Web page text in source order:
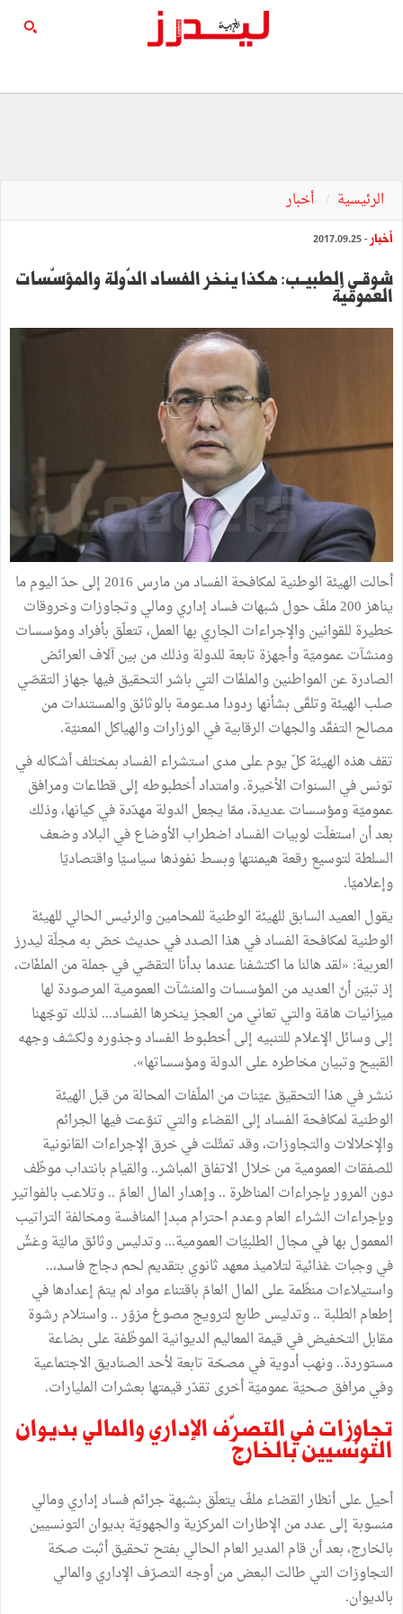
الرئيسية أخبار
أخبار - 2017.09.25
شوقـي الطبيــب: هكذا ينخر الفساد الدّولة والمؤسّسات
العموميّة
أحالت الهيئة الوطنية لمكافحة الفساد من مارس 2016 إلى حدّ اليوم ما
يناهز 200 ملفّ حول شبهات فساد إداري ومالي وتجاوزات وخروقات
خطيرة للقوانين والإجراءات الجاري بها العمل، تتعلّق بأفراد ومؤسسات
ومنشآت عموميّة وأجهزة تابعة للدولة وذلك من بين آلاف العرائض
الصادرة عن المواطنين والملفّات التي باشر التحقيق فيها جهاز التقصّي
صلب الهيئة وتلقّى بشأنها ردودا مدعومة بالوثائق والمستندات من
مصالح التفقّد والجهات الرقابية في الوزارات والهياكل المعنيّة.
تقف هذه الهيئة كلّ يوم على مدى استشراء الفساد بمختلف أشكاله في
تونس في السنوات الأخيرة. وامتداد أخطبوطه إلى قطاعات ومرافق
عموميّة ومؤسسات عديدة، ممّا يجعل الدولة مهدّدة في كيانها، وذلك
بعد أن استغلّت لوبيات الفساد اضطراب الأوضاع في البلاد وضعف
السلطة لتوسيع رقعة هيمنتها وبسط نفوذها سياسيّا واقتصاديّا
وإعلاميّا.
يقول العميد السابق للهيئة الوطنية للمحامين والرئيس الحالي للهيئة
الوطنية لمكافحة الفساد في هذا الصدد في حديث خصّ به مجلّة ليدرز
العربية: «لقد هالنا ما اكتشفنا عندما بدأنا التقصّي في جملة من الملفّات،
إذ تبيّن أنّ العديد من المؤسسات والمنشآت العمومية المرصودة لها
ميزانيات هامّة والتي تعاني من العجز ينخرها الفساد... لذلك توجّهنا
إلى وسائل الإعلام للتنبيه إلى أخطبوط الفساد وجذوره ولكشف وجهه
القبيح وتبيان مخاطره على الدولة ومؤسساتها».
ننشر في هذا التحقيق عيّنات من الملّفات المحالة من قبل الهيئة
الوطنية لمكافحة الفساد إلى القضاء والتي تنوّعت فيها الجرائم
والإخلالات والتجاوزات، وقد تمثّلت في خرق الإجراءات القانونية
للصفقات العمومية من خلال الاتفاق المباشر.. والقيام بانتداب موظّف
دون المرور بإجراءات المناظرة .. وإهدار المال العامّ .. وتلاعب بالفواتير
وبإجراءات الشراء العام وعدم احترام مبدإ المنافسة ومخالفة التراتيب
المعمول بها في مجال الطلبيّات العمومية... وتدليس وثائق ماليّة وغشّ
في وجبات غذائية لتلاميذ معهد ثانوي بتقديم لحم دجاج فاسد،..
واستيلاءات منظّمة على المال العامّ باقتناء مواد لم يتمّ إعدادها في
إطعام الطلبة .. وتدليس طابع لترويج مصوغ مزوّر .. واستلام رشوة
مقابل التخفيض في قيمة المعاليم الديوانية الموظّفة على بضاعة
مستوردة.. ونهب أدوية في مصحّة تابعة لأحد الصناديق الاجتماعية
وفي مرافق صحيّة عموميّة أخرى تقدّر قيمتها بعشرات المليارات.
تجاوزات في التصرّف الإداري والمالي بديوان
التونسيين بالخارج
أحيل على أنظار القضاء ملفّ يتعلّق بشبهة جرائم فساد إداري ومالي
منسوبة إلى عدد من الإطارات المركزية والجهويّة بديوان التونسيين
بالخارج، بعد أن قام المدير العام الحالي بفتح تحقيق أثبت صحّة
التجاوزات التي طالت البعض من أوجه التصرّف الإداري والمالي
بالديوان.